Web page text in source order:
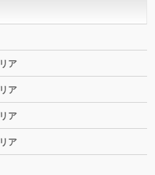
ア
ア
ア
ア